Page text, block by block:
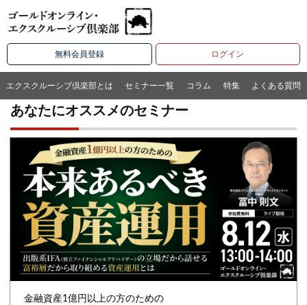
無料会員登録 ログイン
エクスクルーシブ倶楽部とは セミナー一覧 コラム 特集 よくある質問
あなたにオススメのセミナー
金融資産1億円以上の方のための